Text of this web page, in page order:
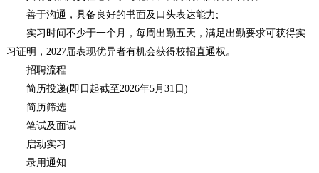
善于沟通，具备良好的书面及口头表达能力;
实习时间不少于一个月，每周出勤五天，满足出勤要求可获得实
习证明，2027届表现优异者有机会获得校招直通权。
招聘流程
简历投递(即日起截至2026年5月31日)
简历筛选
笔试及面试
启动实习
录用通知